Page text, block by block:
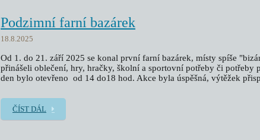
Podzimní farní bazárek
18.8.2025
Od 1. do 21. září 2025 se konal první farní bazárek, místy spíše
přinášeli oblečení, hry, hračky, školní a sportovní potřeby či potřeby
den bylo otevřeno od 14 do18 hod. Akce byla úspěšná, výtěžek
ČÍST DÁL